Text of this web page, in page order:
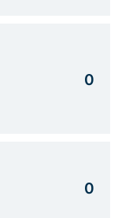
0
0